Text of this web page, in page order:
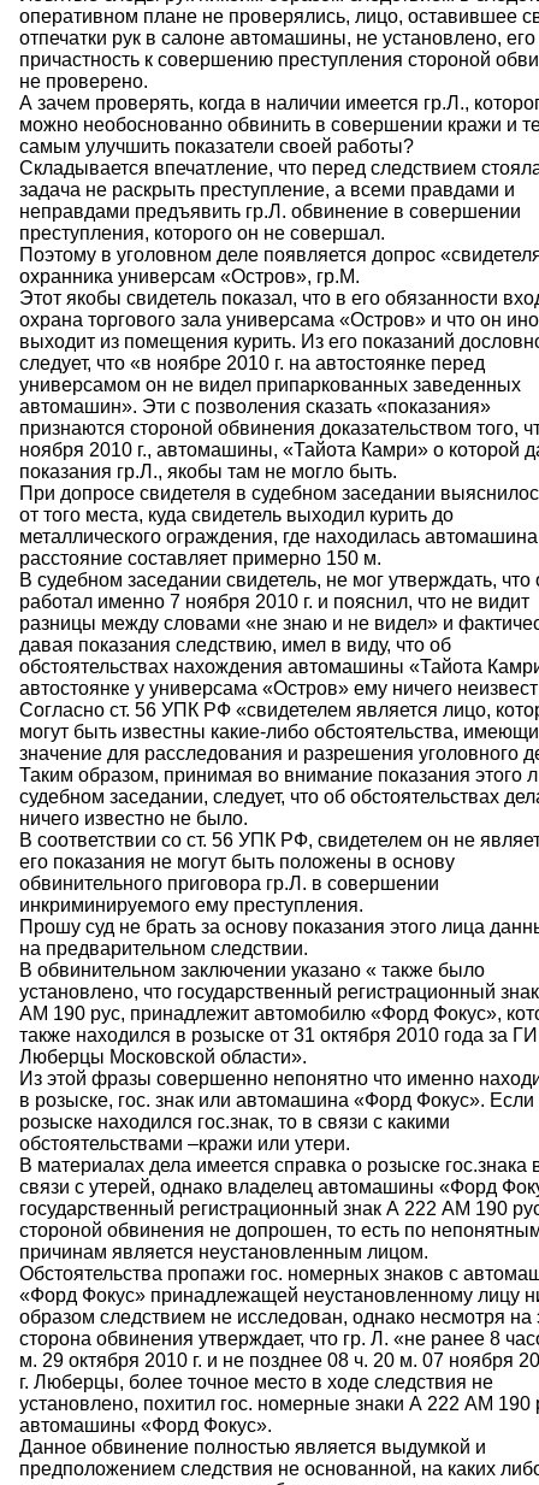
оперативном плане не проверялись, лицо, оставившее
отпечатки рук в салоне автомашины, не установлено, его
причастность к совершению преступления стороной
не проверено.
А зачем проверять, когда в наличии имеется гр.Л.,
можно необоснованно обвинить в совершении кражи и
самым улучшить показатели своей работы?
Складывается впечатление, что перед следствием
задача не раскрыть преступление, а всеми правдами и
неправдами предъявить гр.Л. обвинение в совершении
преступления, которого он не совершал.
Поэтому в уголовном деле появляется допрос
охранника универсам «Остров», гр.М.
Этот якобы свидетель показал, что в его обязанности
охрана торгового зала универсама «Остров» и что он
выходит из помещения курить. Из его показаний
следует, что «в ноябре 2010 г. на автостоянке перед
универсамом он не видел припаркованных заведенных
автомашин». Эти с позволения сказать «показания»
признаются стороной обвинения доказательством того,
ноября 2010 г., автомашины, «Тайота Камри» о которой
показания гр.Л., якобы там не могло быть.
При допросе свидетеля в судебном заседании
от того места, куда свидетель выходил курить до
металлического ограждения, где находилась
расстояние составляет примерно 150 м.
В судебном заседании свидетель, не мог утверждать, что
работал именно 7 ноября 2010 г. и пояснил, что не видит
разницы между словами «не знаю и не видел» и
давая показания следствию, имел в виду, что об
обстоятельствах нахождения автомашины «Тайота
автостоянке у универсама «Остров» ему ничего
Согласно ст. 56 УПК РФ «свидетелем является лицо,
могут быть известны какие-либо обстоятельства,
значение для расследования и разрешения уголовного
Таким образом, принимая во внимание показания этого
судебном заседании, следует, что об обстоятельствах
ничего известно не было.
В соответствии со ст. 56 УПК РФ, свидетелем он не
его показания не могут быть положены в основу
обвинительного приговора гр.Л. в совершении
инкриминируемого ему преступления.
Прошу суд не брать за основу показания этого лица
на предварительном следствии.
В обвинительном заключении указано « также было
установлено, что государственный регистрационный
АМ 190 рус, принадлежит автомобилю «Форд Фокус»,
также находился в розыске от 31 октября 2010 года за
Люберцы Московской области».
Из этой фразы совершенно непонятно что именно
в розыске, гос. знак или автомашина «Форд Фокус». Если
розыске находился гос.знак, то в связи с какими
обстоятельствами –кражи или утери.
В материалах дела имеется справка о розыске гос.знака
связи с утерей, однако владелец автомашины «Форд
государственный регистрационный знак А 222 АМ 190
стороной обвинения не допрошен, то есть по
причинам является неустановленным лицом.
Обстоятельства пропажи гос. номерных знаков с
«Форд Фокус» принадлежащей неустановленному лицу
образом следствием не исследован, однако несмотря на
сторона обвинения утверждает, что гр. Л. «не ранее 8
м. 29 октября 2010 г. и не позднее 08 ч. 20 м. 07 ноября
г. Люберцы, более точное место в ходе следствия не
установлено, похитил гос. номерные знаки А 222 АМ 190
автомашины «Форд Фокус».
Данное обвинение полностью является выдумкой и
предположением следствия не основанной, на каких